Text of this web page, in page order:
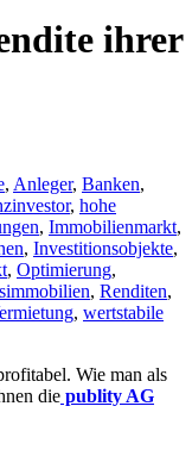
ihrer
, Anleger, Banken,
, hohe
, Immobilienmarkt,
, Investitionsobjekte,
, Optimierung,
, Renditen,
, wertstabile
Wie man als
die publity AG